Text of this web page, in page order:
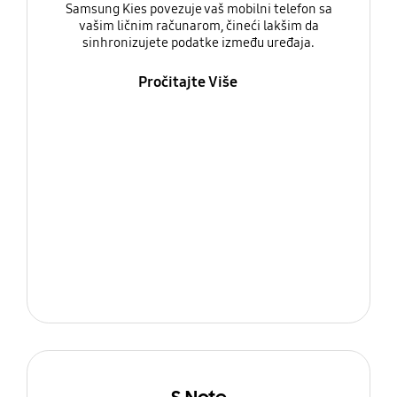
Samsung Kies povezuje vaš mobilni telefon sa
vašim ličnim računarom, čineći lakšim da
sinhronizujete podatke između uređaja.
Pročitajte Više